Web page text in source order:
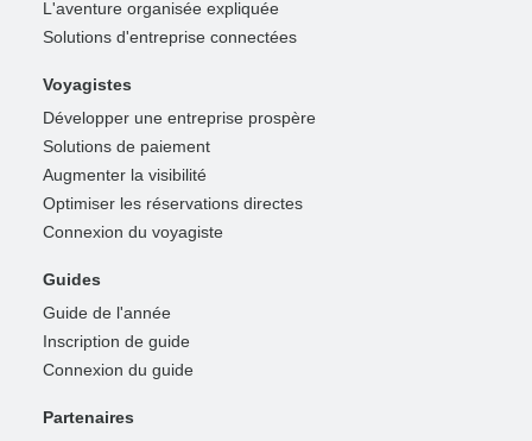
L'aventure organisée expliquée
Solutions d'entreprise connectées
Voyagistes
Développer une entreprise prospère
Solutions de paiement
Augmenter la visibilité
Optimiser les réservations directes
Connexion du voyagiste
Guides
Guide de l'année
Inscription de guide
Connexion du guide
Partenaires